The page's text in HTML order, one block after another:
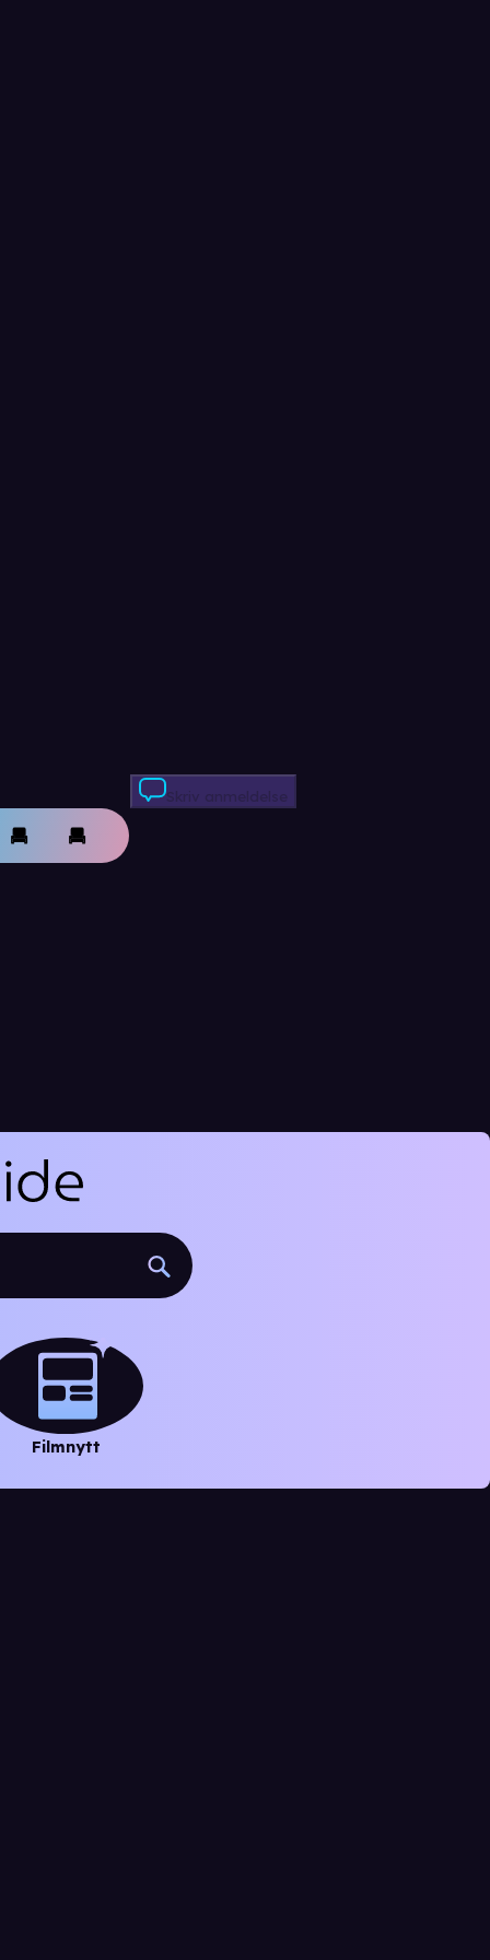
Skriv anmeldelse
Filmnytt